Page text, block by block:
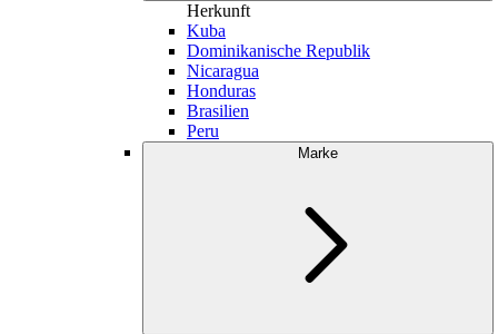
Herkunft
Kuba
Dominikanische Republik
Nicaragua
Honduras
Brasilien
Peru
Marke